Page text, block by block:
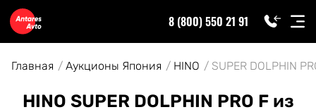
8 (800) 550 21 91
Главная Аукционы Япония HINO SUPER DOLPHIN
HINO SUPER DOLPHIN PRO F из